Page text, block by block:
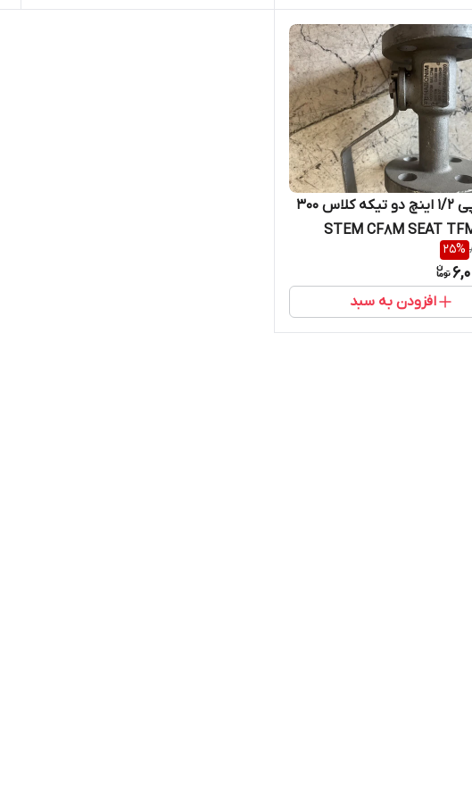
شیر توپی 1/2 اینچ دو تیکه کلاس 300
STEM CF8M SEAT TFM BALL
CF8M 25%
افزودن به سبد